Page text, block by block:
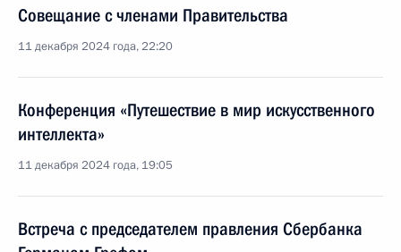
Совещание с членами Правительства
11 декабря 2024 года, 22:20
Конференция «Путешествие в мир искусственного
интеллекта»
11 декабря 2024 года, 19:05
Встреча с председателем правления Сбербанка